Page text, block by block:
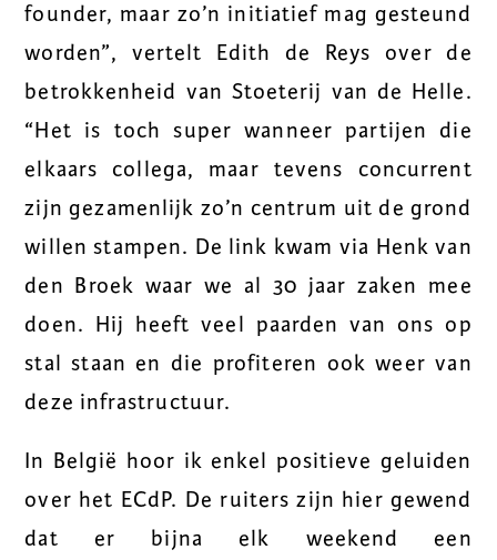
founder, maar zo’n initiatief mag gesteund
worden”, vertelt Edith de Reys over de
betrokkenheid van Stoeterij van de Helle.
“Het is toch super wanneer partijen die
elkaars collega, maar tevens concurrent
zijn gezamenlijk zo’n centrum uit de grond
willen stampen. De link kwam via Henk van
den Broek waar we al 30 jaar zaken mee
doen. Hij heeft veel paarden van ons op
stal staan en die profiteren ook weer van
deze infrastructuur.
In België hoor ik enkel positieve geluiden
over het ECdP. De ruiters zijn hier gewend
dat er bijna elk weekend een